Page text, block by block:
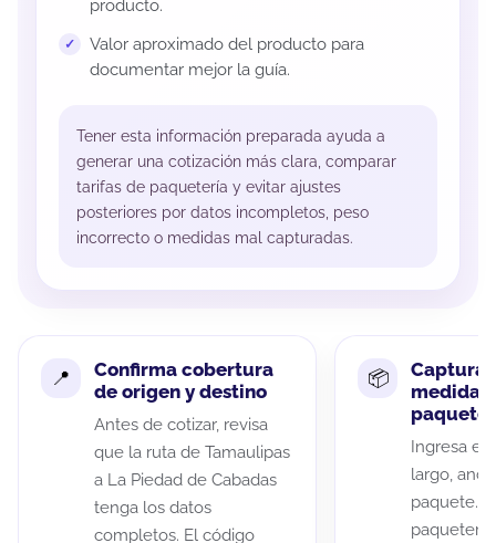
producto.
Valor aproximado del producto para
documentar mejor la guía.
Tener esta información preparada ayuda a
generar una cotización más clara, comparar
tarifas de paquetería y evitar ajustes
posteriores por datos incompletos, peso
incorrecto o medidas mal capturadas.
Confirma cobertura
de origen y destino
Antes de cotizar, revisa
que la ruta de Tamaulipas
a La Piedad de Cabadas
tenga los datos
completos. El código
Captura
medidas
paquete
Ingresa el
largo,
paquete.